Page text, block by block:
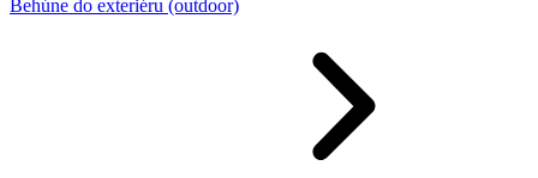
Behúne do exteriéru (outdoor)